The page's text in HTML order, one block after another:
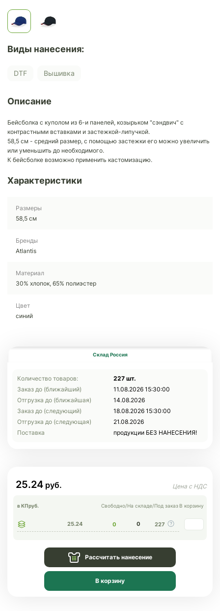
Виды нанесения:
DTF Вышивка
Описание
Бейсболка с куполом из 6-и панелей, козырьком "сэндвич" с
контрастными вставками и застежкой-липучкой.
58,5 см - средний размер, с помощью застежки его можно увеличить
или уменьшить до необходимого.
К бейсболке возможно применить кастомизацию.
Характеристики
Размеры
58,5 см
Бренды
Atlantis
Материал
30% хлопок, 65% полиэстер
Цвет
синий
Склад Россия
Количество товаров:
227 шт.
Заказ до (ближайший)
11.08.2026 15:30:00
Отгрузка до (ближайшая)
14.08.2026
Заказ до (следующий)
18.08.2026 15:30:00
Отгрузка до (следующая)
21.08.2026
Поставка
продукции БЕЗ НАНЕСЕНИЯ!
25.24
в КПруб. Свободно/На складе/Под заказ В корзину
25.24 0 0 227
Рассчитать нанесение
В корзину